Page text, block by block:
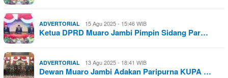
ADVERTORIAL 15 Agu 2025 - 15:46 WIB
Ketua DPRD Muaro Jambi Pimpin Sidang Par…
ADVERTORIAL 13 Agu 2025 - 18:41 WIB
Dewan Muaro Jambi Adakan Paripurna KUPA …